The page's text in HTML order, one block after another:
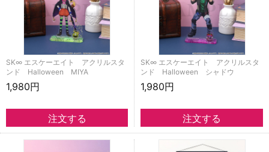
SK∞ エスケーエイト アクリルスタ
ンド Halloween MIYA
1,980円
SK∞ エスケーエイト アクリルスタ
ンド Halloween シャドウ
1,980円